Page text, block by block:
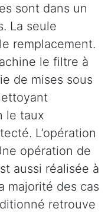
sont dans un
La seule
remplacement.
le filtre à
de mises sous
le taux
L’opération
opération de
aussi réalisée à
majorité des cas
retrouve